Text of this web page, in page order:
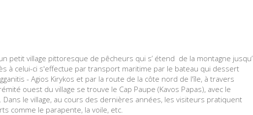
petit village pittoresque de pêcheurs qui s’ étend de la montagne jusqu’
à celui-ci s'effectue par transport maritime par le bateau qui dessert
- Agios Kirykos et par la route de la côte nord de l'île, à travers
ouest du village se trouve le Cap Paupe (Kavos Papas), avec le
Dans le village, au cours des dernières années, les visiteurs pratiquent
comme le parapente, la voile, etc.